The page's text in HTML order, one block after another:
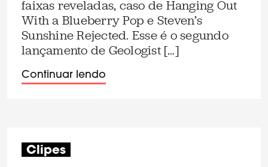
faixas reveladas, caso de Hanging Out
With a Blueberry Pop e Steven’s
Sunshine Rejected. Esse é o segundo
lançamento de Geologist […]
Continuar lendo
Clipes